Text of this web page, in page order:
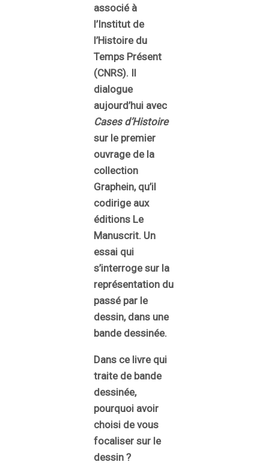
associé à
l’Institut de
l’Histoire du
Temps Présent
(CNRS). Il
dialogue
aujourd’hui avec
Cases d’Histoire
sur le premier
ouvrage de la
collection
Graphein, qu’il
codirige aux
éditions Le
Manuscrit. Un
essai qui
s’interroge sur la
représentation du
passé par le
dessin, dans une
bande dessinée.
Dans ce livre qui
traite de bande
dessinée,
pourquoi avoir
choisi de vous
focaliser sur le
dessin ?